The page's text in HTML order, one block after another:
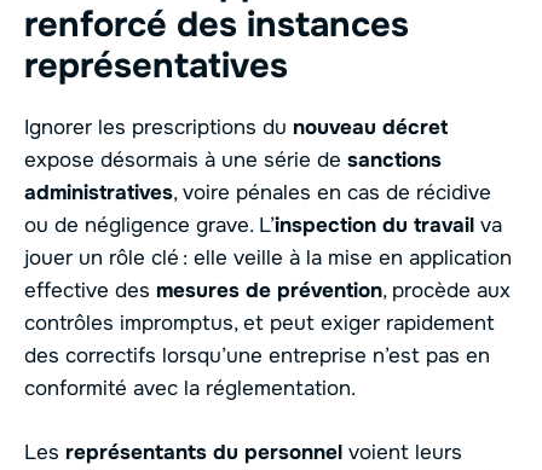
renforcé des instances
représentatives
Ignorer les prescriptions du nouveau décret
expose désormais à une série de sanctions
administratives, voire pénales en cas de récidive
ou de négligence grave. L’inspection du travail va
jouer un rôle clé : elle veille à la mise en application
effective des mesures de prévention, procède aux
contrôles impromptus, et peut exiger rapidement
des correctifs lorsqu’une entreprise n’est pas en
conformité avec la réglementation.
Les représentants du personnel voient leurs